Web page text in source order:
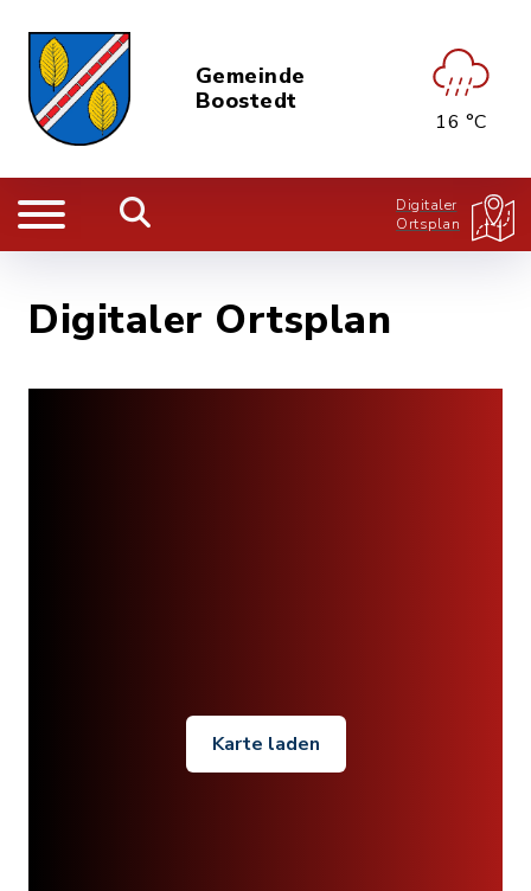
Gemeinde
Boostedt
16 °C
Digitaler
Ortsplan
Digitaler Ortsplan
Karte laden